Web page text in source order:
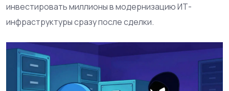
инвестировать миллионы в модернизацию ИТ-
инфраструктуры сразу после сделки.